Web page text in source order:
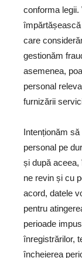
conforma legii.
care
gestionăm
asemenea,
personal
furnizării
Intenționăm
personal pe
și după aceea,
ne revin și cu
acord, datele
pentru
perioade
înregistrărilor,
încheierea